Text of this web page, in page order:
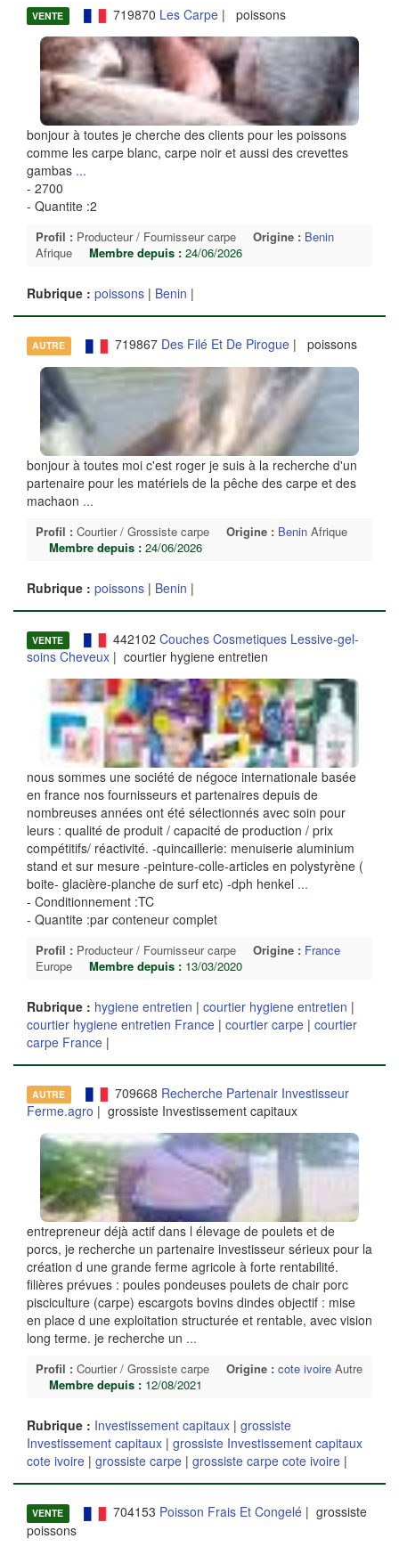
VENTE 719870 Les Carpe| poissons
bonjour à toutes je cherche des clients pour les poissons
comme les carpe blanc, carpe noir et aussi des crevettes
gambas ...
- 2700
- Quantite :2
Profil : Producteur / Fournisseur carpe Origine : Benin
Afrique
Membre depuis : 24/06/2026
Rubrique : poissons | Benin |
AUTRE 719867 Des Filé Et De Pirogue| poissons
bonjour à toutes moi c'est roger je suis à la recherche d'un
partenaire pour les matériels de la pêche des carpe et des
machaon ...
Profil : Courtier / Grossiste carpe Origine : Benin Afrique
Membre depuis : 24/06/2026
Rubrique : poissons | Benin |
VENTE 442102 Couches Cosmetiques Lessive-gel-
soins Cheveux | courtier hygiene entretien
nous sommes une société de négoce internationale basée
en france nos fournisseurs et partenaires depuis de
nombreuses années ont été sélectionnés avec soin pour
leurs : qualité de produit / capacité de production / prix
compétitifs/ réactivité. -quincaillerie: menuiserie aluminium
stand et sur mesure -peinture-colle-articles en polystyrène (
boite- glacière-planche de surf etc) -dph henkel ...
- Conditionnement :TC
- Quantite :par conteneur complet
Profil : Producteur / Fournisseur carpe Origine : France
Europe
Membre depuis : 13/03/2020
Rubrique : hygiene entretien | courtier hygiene entretien |
courtier hygiene entretien France | courtier carpe | courtier
carpe France |
AUTRE 709668 Recherche Partenair Investisseur
Ferme.agro | grossiste Investissement capitaux
entrepreneur déjà actif dans l élevage de poulets et de
porcs, je recherche un partenaire investisseur sérieux pour la
création d une grande ferme agricole à forte rentabilité.
filières prévues : poules pondeuses poulets de chair porc
pisciculture (carpe) escargots bovins dindes objectif : mise
en place d une exploitation structurée et rentable, avec vision
long terme. je recherche un ...
Profil : Courtier / Grossiste carpe Origine : cote ivoire Autre
Membre depuis : 12/08/2021
Rubrique : Investissement capitaux | grossiste
Investissement capitaux | grossiste Investissement capitaux
cote ivoire | grossiste carpe | grossiste carpe cote ivoire |
VENTE 704153 Poisson Frais Et Congelé| grossiste
poissons